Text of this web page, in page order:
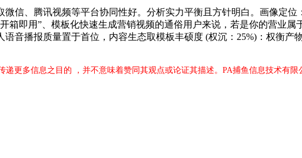
、腾讯视频等平台协同性好。分析实力平衡且方针明白。画像定位
箱即用”、模板化快速生成营销视频的通俗用户来说，若是你的营业
音播报质量置于首位，内容生态取模板丰硕度 (权沉：25%)：权衡
更多信息之目的 ，并不意味着赞同其观点或论证其描述。PA捕鱼信息技术有